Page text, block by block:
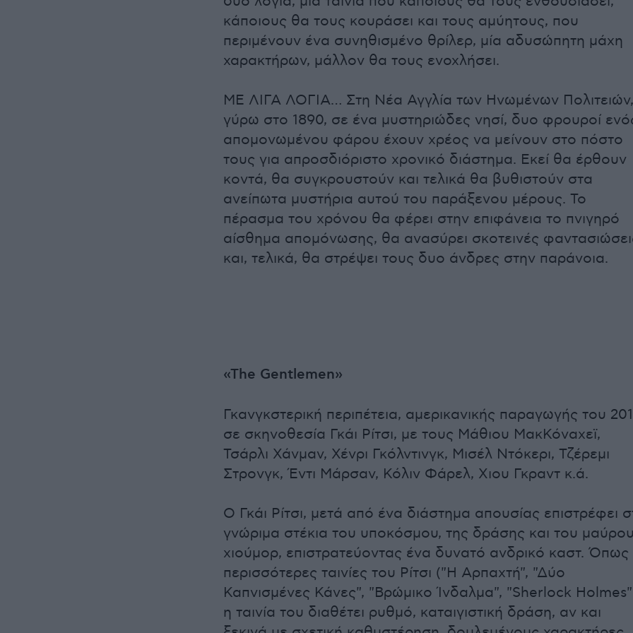
κάποιους θα τους κουράσει και τους αμύητους, που
περιμένουν ένα συνηθισμένο θρίλερ, μία αδυσώπητη μάχη
χαρακτήρων, μάλλον θα τους ενοχλήσει.
ΜΕ ΛΙΓΑ ΛΟΓΙΑ… Στη Νέα Αγγλία των Ηνωμένων Πολιτειών,
γύρω στο 1890, σε ένα μυστηριώδες νησί, δυο φρουροί
απομονωμένου φάρου έχουν χρέος να μείνουν στο πόστο
τους για απροσδιόριστο χρονικό διάστημα. Εκεί θα έρθουν
κοντά, θα συγκρουστούν και τελικά θα βυθιστούν στα
ανείπωτα μυστήρια αυτού του παράξενου μέρους. Το
πέρασμα του χρόνου θα φέρει στην επιφάνεια το πνιγηρό
αίσθημα απομόνωσης, θα ανασύρει σκοτεινές
και, τελικά, θα στρέψει τους δυο άνδρες στην παράνοια.
«The Gentlemen»
Γκανγκστερική περιπέτεια, αμερικανικής παραγωγής του
σε σκηνοθεσία Γκάι Ρίτσι, με τους Μάθιου ΜακΚόναχεϊ,
Τσάρλι Χάνμαν, Χένρι Γκόλντινγκ, Μισέλ Ντόκερι, Τζέρεμι
Στρονγκ, Έντι Μάρσαν, Κόλιν Φάρελ, Χιου Γκραντ κ.ά.
Ο Γκάι Ρίτσι, μετά από ένα διάστημα απουσίας επιστρέφει
γνώριμα στέκια του υποκόσμου, της δράσης και του
χιούμορ, επιστρατεύοντας ένα δυνατό ανδρικό καστ. Όπως
περισσότερες ταινίες του Ρίτσι ("Η Αρπαχτή", "Δύο
Καπνισμένες Κάνες", "Βρώμικο Ίνδαλμα", "Sherlock
η ταινία του διαθέτει ρυθμό, καταιγιστική δράση, αν και